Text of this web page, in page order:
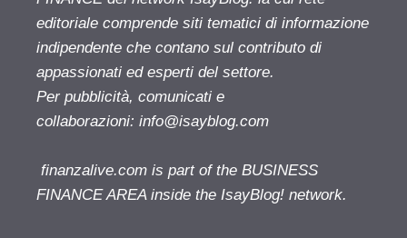
editoriale comprende siti tematici di informazione
indipendente che contano sul contributo di
appassionati ed esperti del settore.
Per pubblicità, comunicati e
collaborazioni: info@isayblog.com
finanzalive.com is part of the BUSINESS
FINANCE AREA inside the IsayBlog! network.